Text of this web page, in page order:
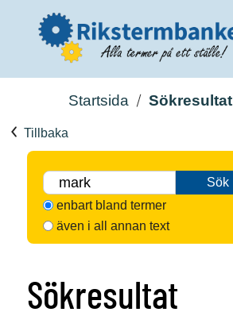
Startsida Sökresultat
Tillbaka
Sök
enbart bland termer
även i all annan text
Sökresultat